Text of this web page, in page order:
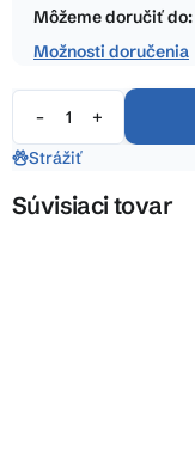
cena:
Môžeme doručiť do:
Možnosti doručenia
Strážiť
Súvisiaci tovar